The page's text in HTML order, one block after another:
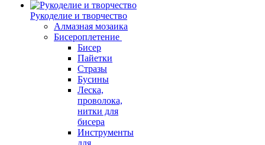
Рукоделие и творчество
Алмазная мозаика
Бисероплетение
Бисер
Пайетки
Стразы
Бусины
Леска,
проволока,
нитки для
бисера
Инструменты
для